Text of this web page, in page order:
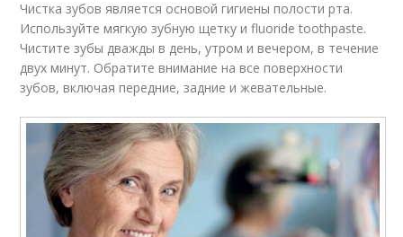
Чистка зубов является основой гигиены полости рта.
Используйте мягкую зубную щетку и fluoride toothpaste.
Чистите зубы дважды в день, утром и вечером, в течение
двух минут. Обратите внимание на все поверхности
зубов, включая передние, задние и жевательные.